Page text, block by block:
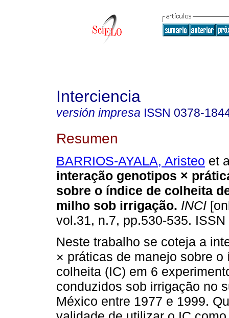
Interciencia
versión impresa ISSN 0378-
Resumen
BARRIOS-AYALA, Aristeo et
interação genotipos ×
sobre o índice de colheita
milho sob irrigação. INCI
vol.31, n.7, pp.530-535.
Neste trabalho se coteja a
× práticas de manejo sobre o
colheita (IC) em 6
conduzidos sob irrigação no
México entre 1977 e 1999.